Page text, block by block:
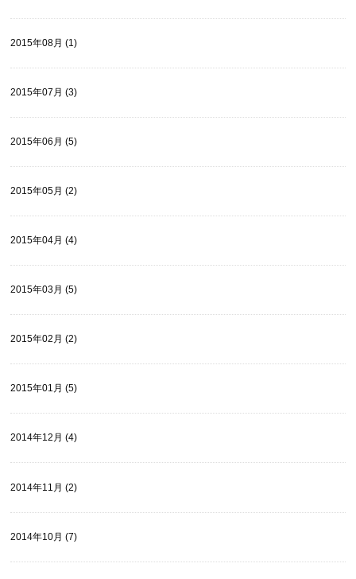
2015年08月 (1)
2015年07月 (3)
2015年06月 (5)
2015年05月 (2)
2015年04月 (4)
2015年03月 (5)
2015年02月 (2)
2015年01月 (5)
2014年12月 (4)
2014年11月 (2)
2014年10月 (7)